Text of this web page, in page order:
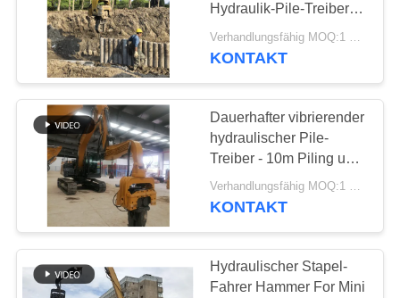
SHOW
ÜBER
UNS
FABRIK-
AUSFLUG
QUALITÄTSKONTROLLE
Hydraulik-Pile-Treiber
mit Hochfrequenz-
Vibrations-Ausgang &
Verhandlungsfähig MOQ:1 Satz
KONTAKT
Dauerhafter vibrierender
hydraulischer Pile-
Treiber - 10m Piling und
3200rpm Vibration
Verhandlungsfähig MOQ:1 Satz
KONTAKT
Hydraulischer Stapel-
Fahrer Hammer For Mini